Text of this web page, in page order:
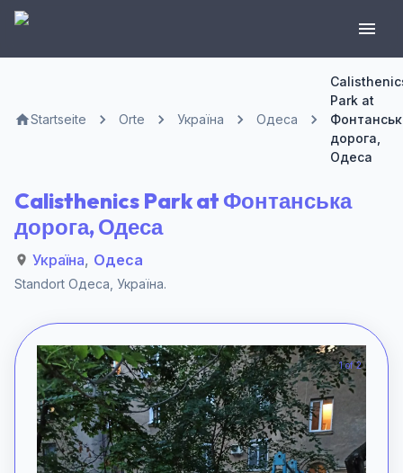
Startseite Orte Україна Одеса
Park at
дорога,
Одеса
Calisthenics Park at Фонтанська
дорога, Одеса
Україна, Одеса
Standort Одеса Україна.
1 of 2